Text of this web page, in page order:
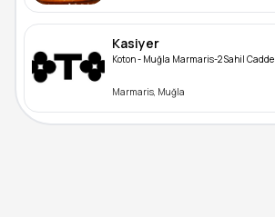
Kasiyer
Koton - Muğla Marmaris-2 Sahil Cadde
Marmaris, Muğla